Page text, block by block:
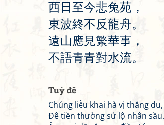
西 日 至今悲兔苑 ，
東波終不反龍舟。
遠山應 見繁華事 ，
不語青青對水流。
Tuỳ đê
Chủng liễu khai hà vị thắng du,
Đê tiền thường sử lộ nhân sầu.